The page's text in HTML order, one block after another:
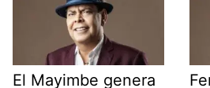
El Mayimbe genera